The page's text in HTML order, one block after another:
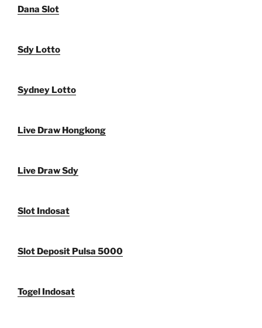
Dana Slot
Sdy Lotto
Sydney Lotto
Live Draw Hongkong
Live Draw Sdy
Slot Indosat
Slot Deposit Pulsa 5000
Togel Indosat